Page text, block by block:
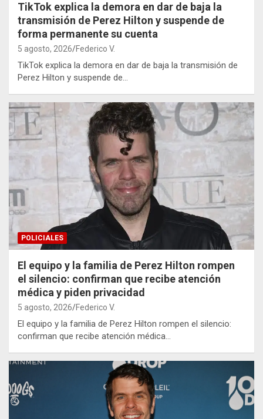
TikTok explica la demora en dar de baja la
transmisión de Perez Hilton y suspende de
forma permanente su cuenta
5 agosto, 2026 Federico V.
TikTok explica la demora en dar de baja la transmisión de
Perez Hilton y suspende de…
POLICIALES
El equipo y la familia de Perez Hilton rompen
el silencio: confirman que recibe atención
médica y piden privacidad
5 agosto, 2026 Federico V.
El equipo y la familia de Perez Hilton rompen el silencio:
confirman que recibe atención médica…